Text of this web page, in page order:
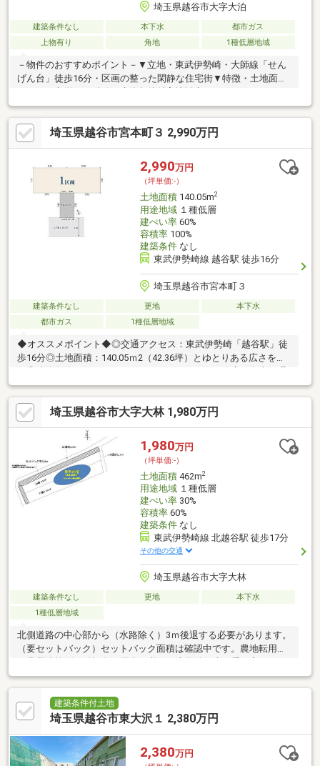
埼玉県越谷市大字大泊
建築条件なし 本下水
都市ガス
上物有り
角地 1種低層地域
－物件のおすすめポイント－▼立地・東武伊勢崎・大師線「せん
げん台」徒歩16分・区画の整った閑静な住宅街▼特徴・土地面積
好きなハウスメーカー・工務店を選択可能・接道間口は南東側約
10m、北東側8m・前面道路は南東側・北東側共に幅員約6.2m・現
況は古家あり▼周辺環境・オーケー越谷大泊店 徒歩4分(約
310m)・越谷市立桜井小学校 徒歩10分(約800m)※大泊東地区地区
計画区域内■ ご希望の住まい探しをお手伝いします
━━━━━・・・物件の詳細・ご相談はお気軽にお問い合わせく
埼玉県越谷市宮本町３ 2,990万円
2,990万円
（坪単価:-）
土地面積140.05m2
用途地域１種低層
建ぺい率60%
容積率100%
建築条件なし
東武伊勢崎線 越谷駅 徒歩16分
埼玉県越谷市宮本町３
建築条件なし 更地
本下水
都市ガス
1種低層地域
◆オススメポイント◆◎交通アクセス：東武伊勢崎「越谷駅」徒
歩16分◎土地面積：140.05ｍ2（42.36坪）とゆとりある広さを確
保◎建築条件なし：お好みのハウスメーカー・工務店で自由に理
想の住まいを設計可能◎用途地域：第一種低層住居専用地域につ
き、閑静で落ち着いた住環境◎接道状況：南西側5.4m公道に接道
し、陽当たり・通風良好◎生活利便性：スーパーまで徒歩10分圏
内◎インフラ整備：都市ガス・公営水道・公共下水が整備済み◎
参考プラン：間取りイメージが掴みやすい参考プランをご用意
埼玉県越谷市大字大林 1,980万円
1,980万円
（坪単価:-）
土地面積462m2
用途地域１種低層
建ぺい率30%
容積率60%
建築条件なし
東武伊勢崎線 北越谷駅 徒歩17分
その他の交通
埼玉県越谷市大字大林
建築条件なし 更地
本下水
1種低層地域
北側道路の中心部から（水路除く）3ｍ後退する必要があります。
（要セットバック）セットバック面積は確認中です。農地転用
きません。
建築条件付土地
埼玉県越谷市東大沢１ 2,380万円
2,380万円